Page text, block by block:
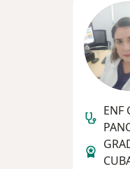
ENF